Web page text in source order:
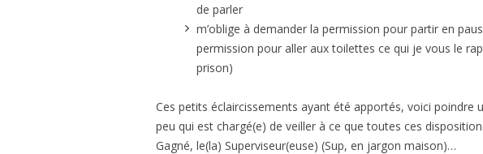
de parler
m’oblige à demander la permission pour partir en
permission pour aller aux toilettes ce qui je vous le
prison)
Ces petits éclaircissements ayant été apportés, voici poindre
peu qui est chargé(e) de veiller à ce que toutes ces
Gagné, le(la) Superviseur(euse) (Sup, en jargon maison)…